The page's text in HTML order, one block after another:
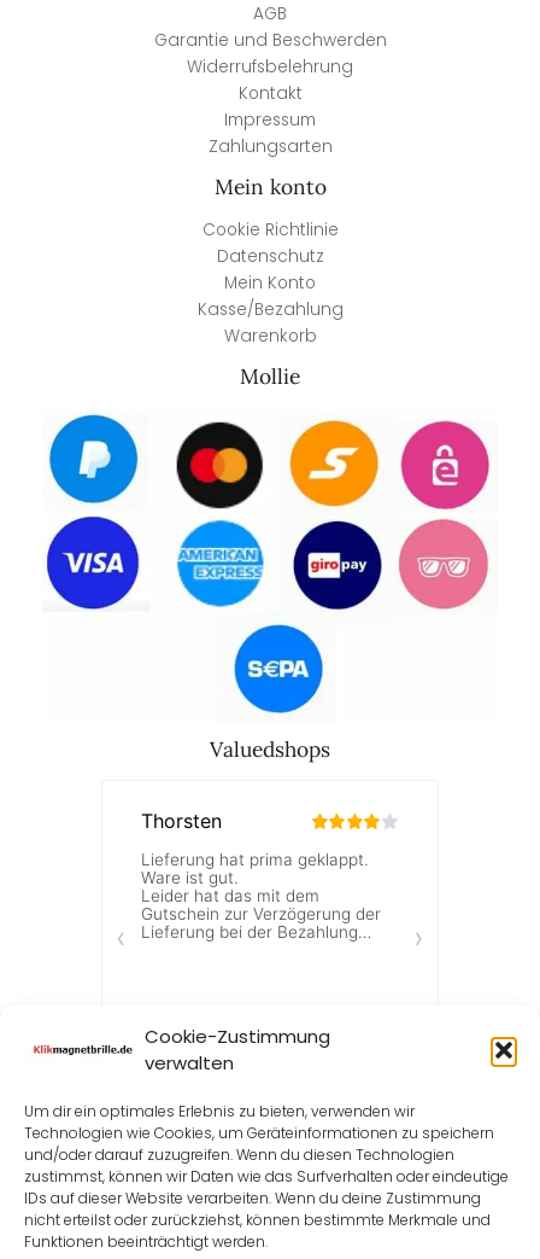
Cookie-Zustimmung
verwalten
Um dir ein optimales Erlebnis zu bieten, verwenden wir
Technologien wie Cookies, um Geräteinformationen zu speichern
und/oder darauf zuzugreifen. Wenn du diesen Technologien
zustimmst, können wir Daten wie das Surfverhalten oder eindeutige
IDs auf dieser Website verarbeiten. Wenn du deine Zustimmung
nicht erteilst oder zurückziehst, können bestimmte Merkmale und
Funktionen beeinträchtigt werden.
AGB
Garantie und Beschwerden
Widerrufsbelehrung
Kontakt
Impressum
Zahlungsarten
Mein konto
Cookie Richtlinie
Datenschutz
Mein Konto
Kasse/Bezahlung
Warenkorb
Mollie
Valuedshops